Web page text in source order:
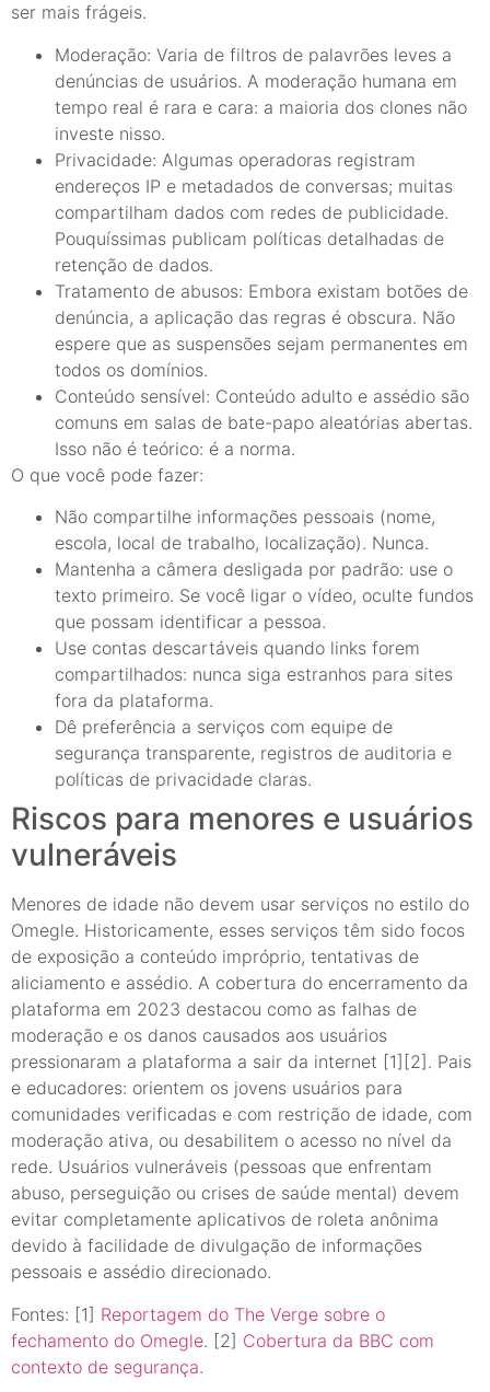
ser mais frágeis.
Moderação: Varia de filtros de palavrões leves a
denúncias de usuários. A moderação humana em
tempo real é rara e cara: a maioria dos clones não
investe nisso.
Privacidade: Algumas operadoras registram
endereços IP e metadados de conversas; muitas
compartilham dados com redes de publicidade.
Pouquíssimas publicam políticas detalhadas de
retenção de dados.
Tratamento de abusos: Embora existam botões de
denúncia, a aplicação das regras é obscura. Não
espere que as suspensões sejam permanentes em
todos os domínios.
Conteúdo sensível: Conteúdo adulto e assédio são
comuns em salas de bate-papo aleatórias abertas.
Isso não é teórico: é a norma.
O que você pode fazer:
Não compartilhe informações pessoais (nome,
escola, local de trabalho, localização). Nunca.
Mantenha a câmera desligada por padrão: use o
texto primeiro. Se você ligar o vídeo, oculte fundos
que possam identificar a pessoa.
Use contas descartáveis quando links forem
compartilhados: nunca siga estranhos para sites
fora da plataforma.
Dê preferência a serviços com equipe de
segurança transparente, registros de auditoria e
políticas de privacidade claras.
Riscos para menores e usuários
vulneráveis
Menores de idade não devem usar serviços no estilo do
Omegle. Historicamente, esses serviços têm sido focos
de exposição a conteúdo impróprio, tentativas de
aliciamento e assédio. A cobertura do encerramento da
plataforma em 2023 destacou como as falhas de
moderação e os danos causados aos usuários
pressionaram a plataforma a sair da internet [1][2]. Pais
e educadores: orientem os jovens usuários para
comunidades verificadas e com restrição de idade, com
moderação ativa, ou desabilitem o acesso no nível da
rede. Usuários vulneráveis (pessoas que enfrentam
abuso, perseguição ou crises de saúde mental) devem
evitar completamente aplicativos de roleta anônima
devido à facilidade de divulgação de informações
pessoais e assédio direcionado.
Fontes: [1] Reportagem do The Verge sobre o
fechamento do Omegle. [2] Cobertura da BBC com
contexto de segurança.